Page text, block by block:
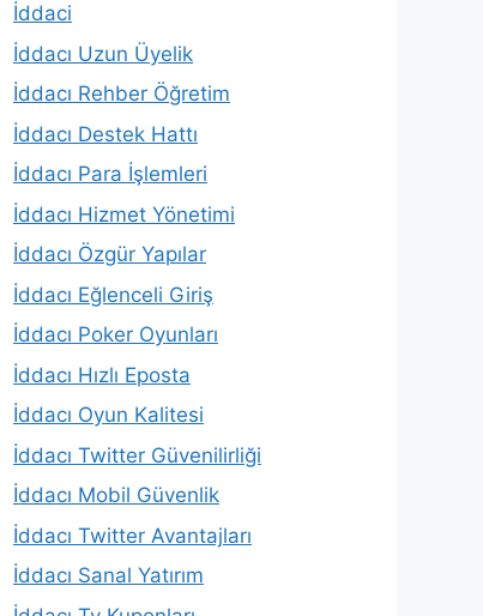
İddaci
İddacı Uzun Üyelik
İddacı Rehber Öğretim
İddacı Destek Hattı
İddacı Para İşlemleri
İddacı Hizmet Yönetimi
İddacı Özgür Yapılar
İddacı Eğlenceli Giriş
İddacı Poker Oyunları
İddacı Hızlı Eposta
İddacı Oyun Kalitesi
İddacı Twitter Güvenilirliği
İddacı Mobil Güvenlik
İddacı Twitter Avantajları
İddacı Sanal Yatırım